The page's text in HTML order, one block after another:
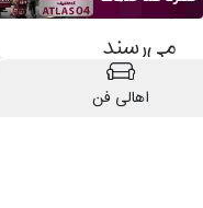
اهالی فن